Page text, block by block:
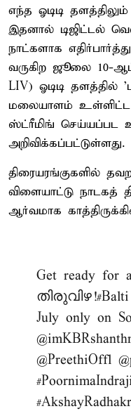
எந்த ஓடிடி
இதனால் டிஜிட்டல்
நாட்களாக
வருகிற ஜூலை 10-
LIV) ஓடிடி தளத்தில்
மலையாளம் உள்ளிட்ட
ஸ்ட்ரீமிங் செய்யப்பட
அறிவிக்கப்பட்டுள்ளது.
திரையரங்குகளில்
விளையாட்டு நாடகத்
ஆர்வமாக
Get ready
തിരുവിഴ!#Balti
July only on
@PreethiOffl